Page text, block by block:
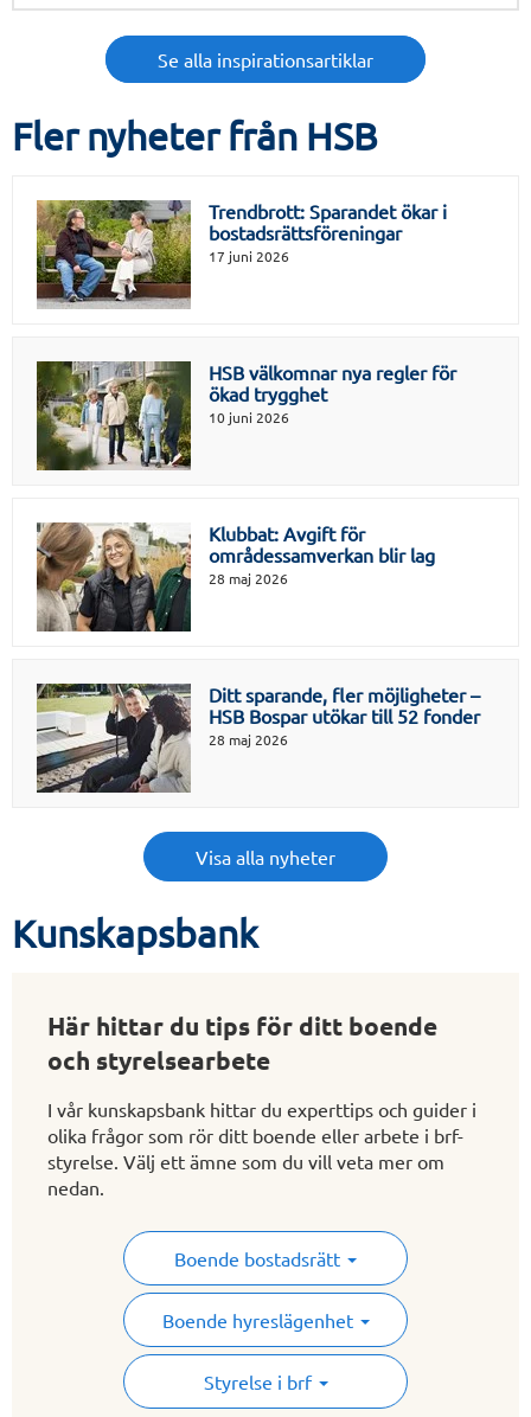
Se alla inspirationsartiklar
Fler nyheter från HSB
Trendbrott: Sparandet ökar i
bostadsrättsföreningar
17 juni 2026
HSB välkomnar nya regler för
ökad trygghet
10 juni 2026
Klubbat: Avgift för
områdessamverkan blir lag
28 maj 2026
Ditt sparande, fler möjligheter –
HSB Bospar utökar till 52 fonder
28 maj 2026
Visa alla nyheter
Kunskapsbank
Här hittar du tips för ditt boende
och styrelsearbete
I vår kunskapsbank hittar du experttips och guider i
olika frågor som rör ditt boende eller arbete i brf-
styrelse. Välj ett ämne som du vill veta mer om
nedan.
Boende bostadsrätt
Boende hyreslägenhet
Styrelse i brf